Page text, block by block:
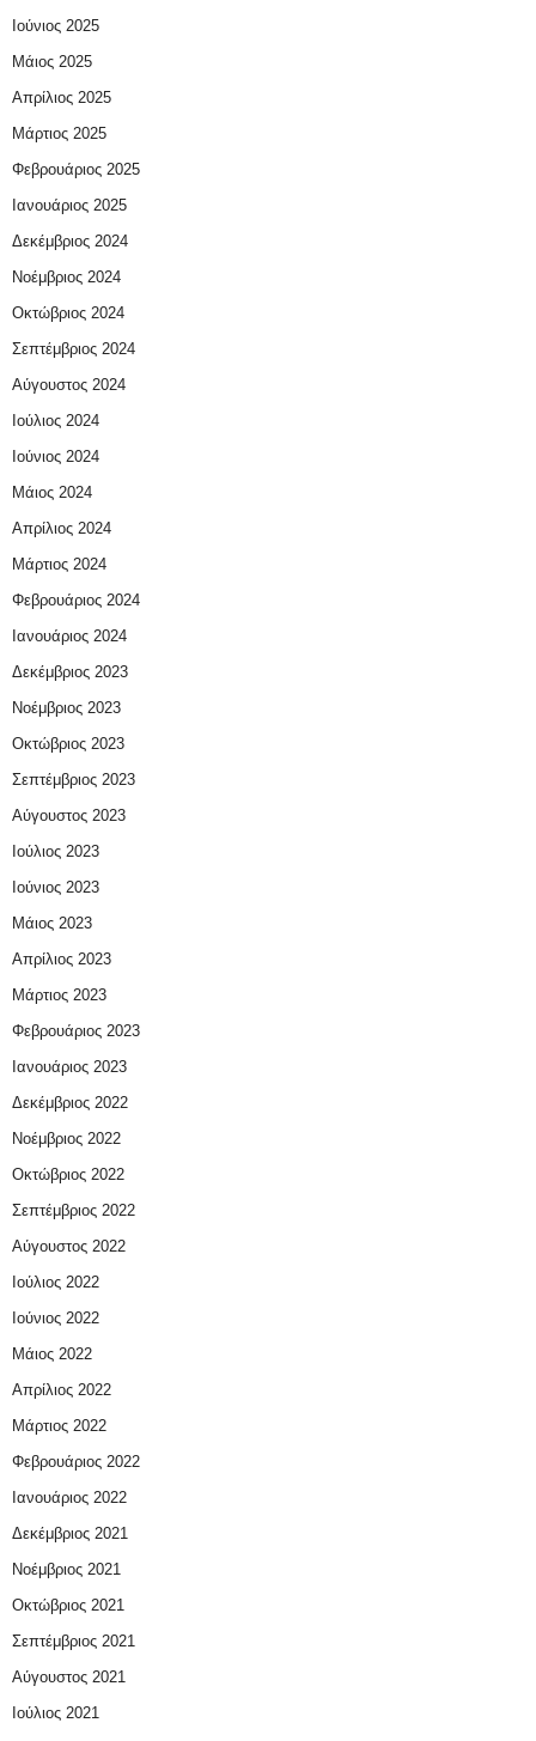
Ιούνιος 2025
Μάιος 2025
Απρίλιος 2025
Μάρτιος 2025
Φεβρουάριος 2025
Ιανουάριος 2025
Δεκέμβριος 2024
Νοέμβριος 2024
Οκτώβριος 2024
Σεπτέμβριος 2024
Αύγουστος 2024
Ιούλιος 2024
Ιούνιος 2024
Μάιος 2024
Απρίλιος 2024
Μάρτιος 2024
Φεβρουάριος 2024
Ιανουάριος 2024
Δεκέμβριος 2023
Νοέμβριος 2023
Οκτώβριος 2023
Σεπτέμβριος 2023
Αύγουστος 2023
Ιούλιος 2023
Ιούνιος 2023
Μάιος 2023
Απρίλιος 2023
Μάρτιος 2023
Φεβρουάριος 2023
Ιανουάριος 2023
Δεκέμβριος 2022
Νοέμβριος 2022
Οκτώβριος 2022
Σεπτέμβριος 2022
Αύγουστος 2022
Ιούλιος 2022
Ιούνιος 2022
Μάιος 2022
Απρίλιος 2022
Μάρτιος 2022
Φεβρουάριος 2022
Ιανουάριος 2022
Δεκέμβριος 2021
Νοέμβριος 2021
Οκτώβριος 2021
Σεπτέμβριος 2021
Αύγουστος 2021
Ιούλιος 2021